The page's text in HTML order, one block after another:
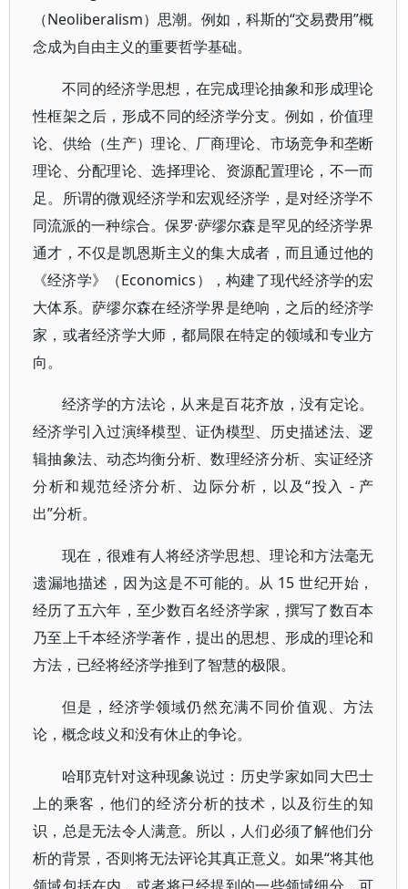
（Neoliberalism）思潮。例如，科斯的“交易费用”概
念成为自由主义的重要哲学基础。
不同的经济学思想，在完成理论抽象和形成理论
性框架之后，形成不同的经济学分支。例如，价值理
论、供给（生产）理论、厂商理论、市场竞争和垄断
理论、分配理论、选择理论、资源配置理论，不一而
足。所谓的微观经济学和宏观经济学，是对经济学不
同流派的一种综合。保罗·萨缪尔森是罕见的经济学界
通才，不仅是凯恩斯主义的集大成者，而且通过他的
《经济学》（Economics），构建了现代经济学的宏
大体系。萨缪尔森在经济学界是绝响，之后的经济学
家，或者经济学大师，都局限在特定的领域和专业方
向。
经济学的方法论，从来是百花齐放，没有定论。
经济学引入过演绎模型、证伪模型、历史描述法、逻
辑抽象法、动态均衡分析、数理经济分析、实证经济
分析和规范经济分析、边际分析，以及“投入 - 产
出”分析。
现在，很难有人将经济学思想、理论和方法毫无
遗漏地描述，因为这是不可能的。从 15 世纪开始，
经历了五六年，至少数百名经济学家，撰写了数百本
乃至上千本经济学著作，提出的思想、形成的理论和
方法，已经将经济学推到了智慧的极限。
但是，经济学领域仍然充满不同价值观、方法
论，概念歧义和没有休止的争论。
哈耶克针对这种现象说过：历史学家如同大巴士
上的乘客，他们的经济分析的技术，以及衍生的知
识，总是无法令人满意。所以，人们必须了解他们分
析的背景，否则将无法评论其真正意义。如果“将其他